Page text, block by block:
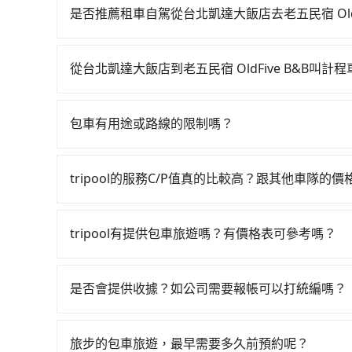
21:56，台北-彰化一天最多僅26班次，如果行程
化高鐵站，每人票價820元，再用5分鐘出站、等
費時2小時43分鐘。選擇搭乘高鐵而不預約包車，
是否推薦租車自駕從台北凱達大飯店去老五民宿
天就要來回，那在台北路邊可隨租隨借的iRent應
時40元路邊停車費用預估進去，但額外的汽車保
的車門仍未被修理，每一次租車都好像在開樂透
點仍有段距離，在遇到下雨天或者載行李時，就顯
從台北凱達大飯店到老五民宿 OldFive B&B叫計程
到車，也可考慮打電話至台北凱達大飯店附近的
倍。綜合以上，無論在價格或服務品質上，
包車有用途或路線的限制嗎？
律，無論是清明掃墓、包車旅遊、參加喜宴/喪禮
後一週內寄出電子收據。
tripool的服務C/P值真的比較高？跟其他車隊的價
的台灣大車隊、大都會、LINE Taxi、Uber，機
提供專車到府服務，是絕大多數乘客出行的最佳選
tripool有提供包車旅遊嗎？有價格表可參考嗎？
計時包車都有，可彈性選擇2~12小時的服務，滿
型車，如需10人以上巴士，請來信洽詢。
是否會提供收據？如公司需要報帳可以打統編嗎？
付款前可以輸入公司的抬頭與統編，可向國稅局
旅步的包車旅遊，最早需要多久前預約呢？